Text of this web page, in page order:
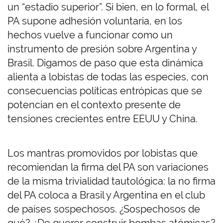
un “estadio superior”. Si bien, en lo formal, el
PA supone adhesión voluntaria, en los
hechos vuelve a funcionar como un
instrumento de presión sobre Argentina y
Brasil. Digamos de paso que esta dinámica
alienta a lobistas de todas las especies, con
consecuencias políticas entrópicas que se
potencian en el contexto presente de
tensiones crecientes entre EEUU y China.
Los mantras promovidos por lobistas que
recomiendan la firma del PA son variaciones
de la misma trivialidad tautológica: la no firma
del PA coloca a Brasil y Argentina en el club
de países sospechosos. ¿Sospechosos de